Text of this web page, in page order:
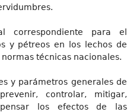
correspondiente para el
y pétreos en los lechos de
técnicas nacionales.
y parámetros generales de
controlar, mitigar,
los efectos de las